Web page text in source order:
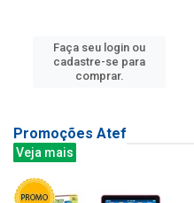
Faça seu login ou
cadastre-se para
comprar.
Promoções Atef
Veja mais